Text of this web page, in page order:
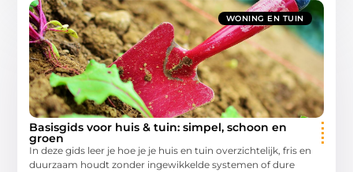
WONING EN TUIN
Basisgids voor huis & tuin: simpel, schoon en
groen
In deze gids leer je hoe je je huis en tuin overzichtelijk, fris en
duurzaam houdt zonder ingewikkelde systemen of dure